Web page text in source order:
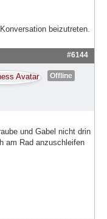
beizutreten.
#6144
Offline
und Gabel nicht drin
am Rad anzuschleifen